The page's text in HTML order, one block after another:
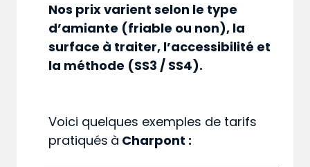
Nos prix varient selon le type
d’amiante (friable ou non), la
surface à traiter, l’accessibilité et
la méthode (SS3 / SS4).
Voici quelques exemples de tarifs
pratiqués à Charpont :